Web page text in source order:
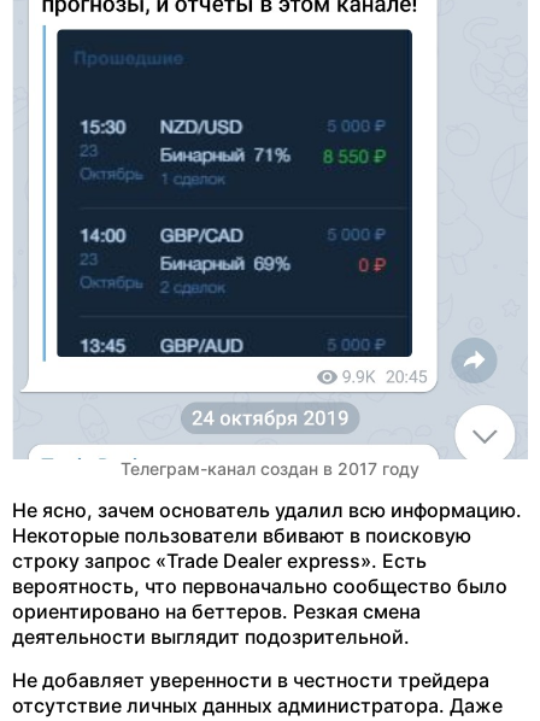
Телеграм-канал создан в 2017 году
Не ясно, зачем основатель удалил всю информацию.
Некоторые пользователи вбивают в поисковую
строку запрос «Trade Dealer express». Есть
вероятность, что первоначально сообщество было
ориентировано на беттеров. Резкая смена
деятельности выглядит подозрительной.
Не добавляет уверенности в честности трейдера
отсутствие личных данных администратора. Даже